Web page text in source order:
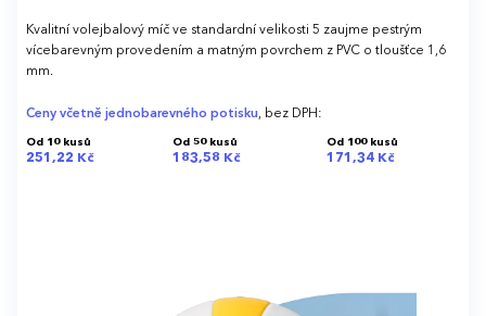
Kvalitní volejbalový míč ve standardní velikosti 5 zaujme pestrým
vícebarevným provedením a matným povrchem z PVC o tloušťce 1,6
mm.
Ceny včetně jednobarevného potisku, bez DPH:
Od 10 kusů
251,22 Kč
Od 50 kusů
183,58 Kč
Od 100 kusů
171,34 Kč